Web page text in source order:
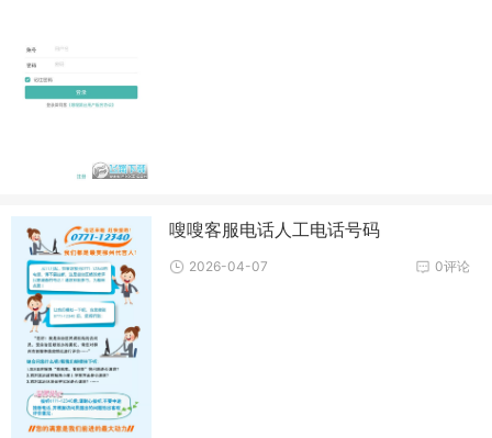
嗖嗖客服电话人工电话号码
0评论
2026-04-07